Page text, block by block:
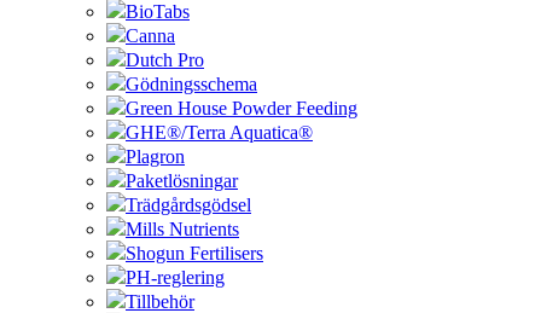
BioTabs
Canna
Dutch Pro
Gödningsschema
Green House Powder Feeding
GHE®/Terra Aquatica®
Plagron
Paketlösningar
Trädgårdsgödsel
Mills Nutrients
Shogun Fertilisers
PH-reglering
Tillbehör